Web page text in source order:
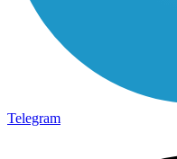
Telegram